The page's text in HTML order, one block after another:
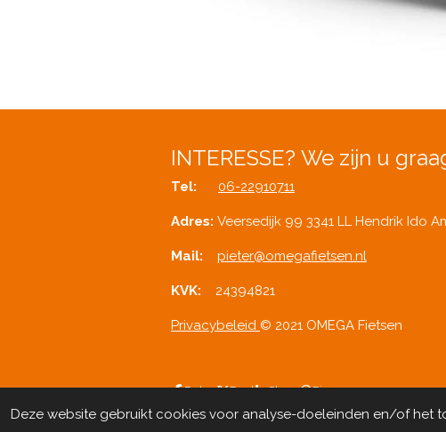
Deze website gebruikt cookies voor analyse-doeleinden en/of het
INTERESSE? We zijn u
Tel: 06-22910711
Adres: Veersedijk 99 3341 LL Hendrik Ido
Mail: pieter@omegafietsen.nl
KVK: 24394821
Privacybeleid © 2021 OMEGA Fietsen
Delen Deel Share Pinnen